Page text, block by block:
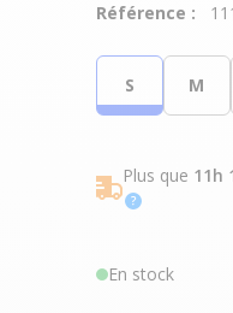
Référence :
S M
Plus que 11h
En stock